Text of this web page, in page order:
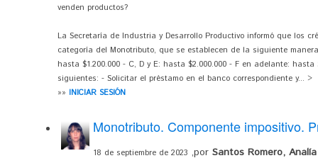
venden productos?
La Secretaría de Industria y Desarrollo Productivo informó que los
categoría del Monotributo, que se establecen de la siguiente
hasta $1.200.000 - C, D y E: hasta $2.000.000 - F en adelante:
siguientes: - Solicitar el préstamo en el banco correspondiente y... >
»» INICIAR SESIÓN
Monotributo. Componente impositivo.
18 de septiembre de 2023 ,por Santos Romero, Analía